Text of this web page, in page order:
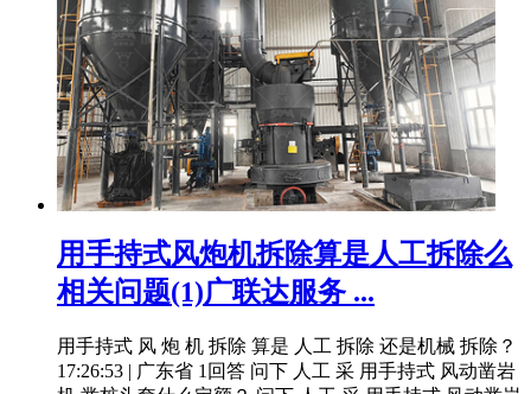
用手持式风炮机拆除算是人工拆除么
相关问题(1)广联达服务 ...
用手持式 风 炮 机 拆除 算是 人工 拆除 还是机械 拆除？
17:26:53 | 广东省 1回答 问下 人工 采 用手持式 风动凿岩